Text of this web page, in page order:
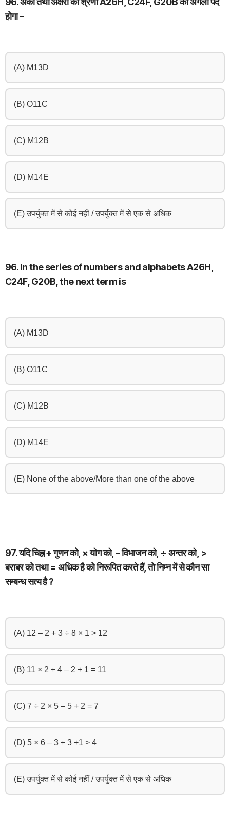
होगा –
(A) M13D
(B) O11C
(C) M12B
(D) M14E
(E) उपर्युक्त में से कोई नहीं / उपर्युक्त में से एक से अधिक
96. In the series of numbers and alphabets A26H,
C24F, G20B, the next term is
(A) M13D
(B) O11C
(C) M12B
(D) M14E
(E) None of the above/More than one of the above
97. यदि चिह्न + गुणन को, × योग को, – विभाजन को, ÷ अन्तर को, >
बराबर को तथा = अधिक है को निरूपित करते हैं, तो निम्न में से कौन सा
सम्बन्ध सत्य है ?
(A) 12 – 2 + 3 ÷ 8 × 1 > 12
(B) 11 × 2 ÷ 4 – 2 + 1 = 11
(C) 7 ÷ 2 × 5 – 5 + 2 = 7
(D) 5 × 6 – 3 ÷ 3 +1 > 4
(E) उपर्युक्त में से कोई नहीं / उपर्युक्त में से एक से अधिक